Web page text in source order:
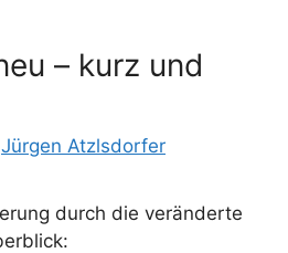
– kurz und
Jürgen Atzlsdorfer
durch die veränderte